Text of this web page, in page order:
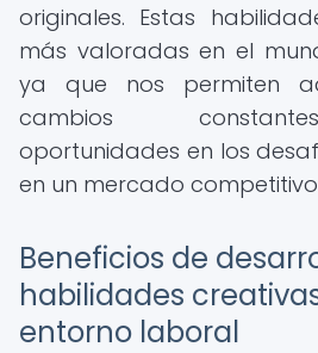
originales. Estas
más valoradas en el
ya que nos permiten
cambios
oportunidades en los
en un mercado
Beneficios de
habilidades
entorno laboral